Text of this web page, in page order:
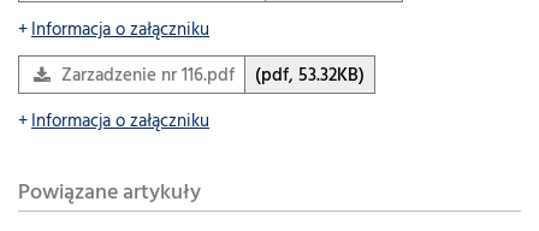
Informacja o załączniku
Zarzadzenie nr 116.pdf
(pdf, 53.32KB)
Informacja o załączniku
Powiązane artykuły